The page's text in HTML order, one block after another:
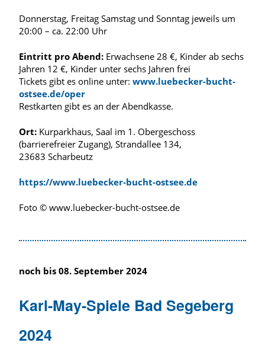
Donnerstag, Freitag Samstag und Sonntag jeweils um
20:00 – ca. 22:00 Uhr
Eintritt pro Abend: Erwachsene 28 €, Kinder ab sechs
Jahren 12 €, Kinder unter sechs Jahren frei
Tickets gibt es online unter: www.luebecker-bucht-
ostsee.de/oper
Restkarten gibt es an der Abendkasse.
Ort: Kurparkhaus, Saal im 1. Obergeschoss
(barrierefreier Zugang), Strandallee 134,
23683 Scharbeutz
https://www.luebecker-bucht-ostsee.de
Foto © www.luebecker-bucht-ostsee.de
noch bis 08. September 2024
Karl-May-Spiele Bad Segeberg
2024